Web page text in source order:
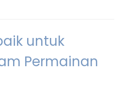
untuk
Permainan